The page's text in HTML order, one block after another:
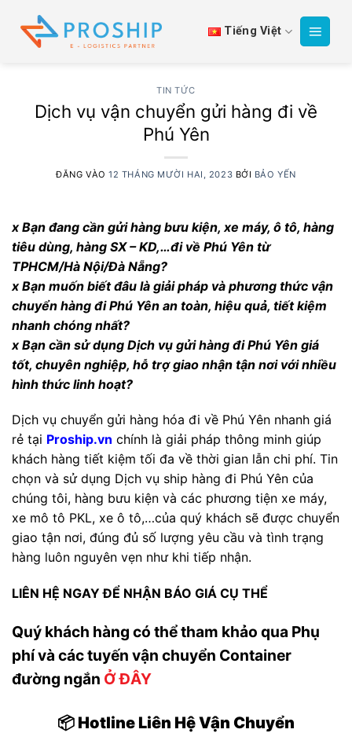
qua
Tiếng Việt
TIN TỨC
Dịch vụ vận chuyển gửi hàng đi về
Phú Yên
ĐĂNG VÀO12 THÁNG MƯỜI HAI, 2023 BỞI BẢO YẾN
x Bạn đang cần gửi hàng bưu kiện, xe máy, ô tô, hàng
tiêu dùng, hàng SX – KD,…đi về Phú Yên từ
TPHCM/Hà Nội/Đà Nẵng?
x Bạn muốn biết đâu là giải pháp và phương thức vận
chuyển hàng đi Phú Yên an toàn, hiệu quả, tiết kiệm
nhanh chóng nhất?
x Bạn cần sử dụng Dịch vụ gửi hàng đi Phú Yên giá
tốt, chuyên nghiệp, hỗ trợ giao nhận tận nơi với nhiều
hình thức linh hoạt?
Dịch vụ chuyển gửi hàng hóa đi về Phú Yên nhanh giá
rẻ tại Proship.vn chính là giải pháp thông minh giúp
khách hàng tiết kiệm tối đa về thời gian lẫn chi phí. Tin
chọn và sử dụng Dịch vụ ship hàng đi Phú Yên của
chúng tôi, hàng bưu kiện và các phương tiện xe máy,
xe mô tô PKL, xe ô tô,…của quý khách sẽ được chuyển
giao tận nơi, đúng đủ số lượng yêu cầu và tình trạng
hàng luôn nguyên vẹn như khi tiếp nhận.
LIÊN HỆ NGAY ĐỂ NHẬN BÁO GIÁ CỤ THỂ
Quý khách hàng có thể tham khảo qua Phụ
phí và các tuyến vận chuyển Container
đường ngắn Ở ĐÂY
📦 Hotline Liên Hệ Vận Chuyển